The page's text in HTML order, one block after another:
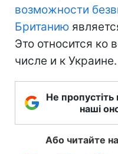
возможности
Британию
Это относится ко
числе и к Украине.
Не пропустіть
наші
Або читайте